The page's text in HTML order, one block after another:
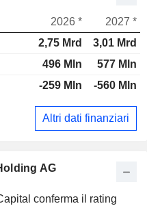
AG
conferma il rating
2026 *
2027 *
2,75 Mrd
3,01 Mrd
496 Mln
577 Mln
-259 Mln -560 Mln
Altri dati finanziari